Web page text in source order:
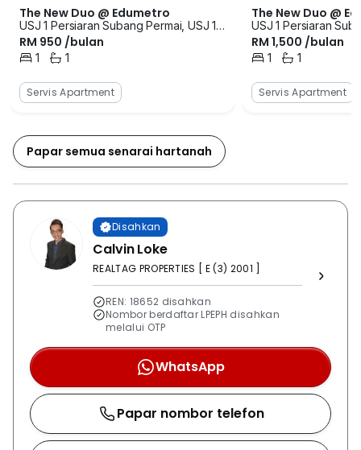
The New Duo @ Edumetro
USJ 1 Persiaran Subang Permai, USJ 1,
Usj 1, Subang Jaya, Selangor
RM 950 /bulan
1
Bilik Tidur1
Bilik Mandi
Servis Apartment
The New Duo @
USJ 1 Persiaran
Usj 1, Subang Jaya,
RM 1,500 /bulan
1
Bilik Tidur1
Bilik Mandi
Servis Apartment
Papar semua senarai hartanah
Disahkan
Calvin Loke
REALTAG PROPERTIES [ E (3) 2001 ]
REN: 18652 disahkan
Nombor berdaftar LPEPH disahkan
melalui OTP
WhatsApp
Papar nombor telefon